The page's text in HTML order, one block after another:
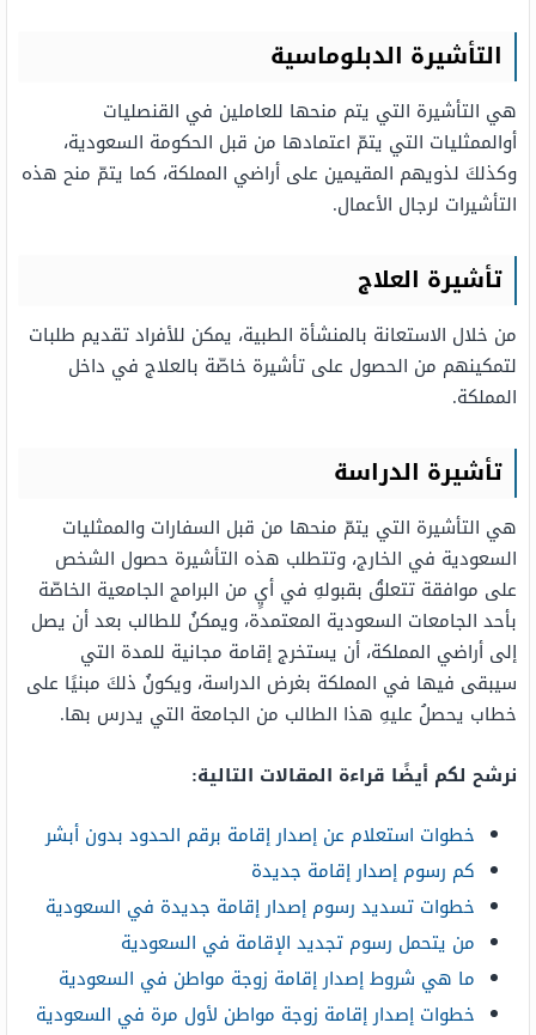
التأشيرة الدبلوماسية
هي التأشيرة التي يتم منحها للعاملين في القنصليات
أوالممثليات التي يتمّ اعتمادها من قبل الحكومة السعودية،
وكذلكَ لذويهم المقيمين على أراضي المملكة، كما يتمّ منح هذه
التأشيرات لرجال الأعمال.
تأشيرة العلاج
من خلال الاستعانة بالمنشأة الطبية، يمكن للأفراد تقديم طلبات
لتمكينهم من الحصول على تأشيرة خاصّة بالعلاج في داخل
المملكة.
تأشيرة الدراسة
هي التأشيرة التي يتمّ منحها من قبل السفارات والممثليات
السعودية في الخارج، وتتطلب هذه التأشيرة حصول الشخص
على موافقة تتعلقُ بقبولهِ في أيٍ من البرامج الجامعية الخاصّة
بأحد الجامعات السعودية المعتمدة، ويمكنُ للطالب بعد أن يصل
إلى أراضي المملكة، أن يستخرج إقامة مجانية للمدة التي
سيبقى فيها في المملكة بغرض الدراسة، ويكونُ ذلكَ مبنيًا على
خطاب يحصلُ عليهِ هذا الطالب من الجامعة التي يدرس بها.
نرشح لكم أيضًا قراءة المقالات التالية:
خطوات استعلام عن إصدار إقامة برقم الحدود بدون أبشر
كم رسوم إصدار إقامة جديدة
خطوات تسديد رسوم إصدار إقامة جديدة في السعودية
من يتحمل رسوم تجديد الإقامة في السعودية
ما هي شروط إصدار إقامة زوجة مواطن في السعودية
خطوات إصدار إقامة زوجة مواطن لأول مرة في السعودية